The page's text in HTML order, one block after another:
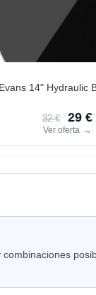
Evans 14" Hydraulic
32 € 29 €
Ver oferta →